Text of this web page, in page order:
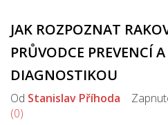
JAK ROZPOZNAT
PRŮVODCE PREVENCÍ
DIAGNOSTIKOU
Od Stanislav Příhoda
(0)